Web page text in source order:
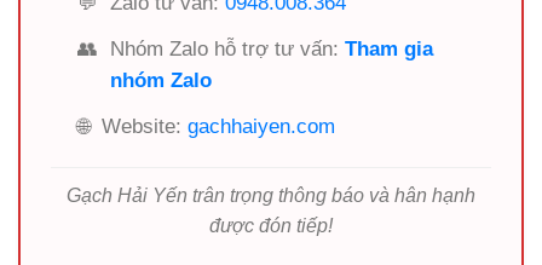
👥
Nhóm Zalo hỗ trợ tư vấn: Tham gia
nhóm Zalo
🌐 Website: gachhaiyen.com
Gạch Hải Yến trân trọng thông báo và hân hạnh
được đón tiếp!